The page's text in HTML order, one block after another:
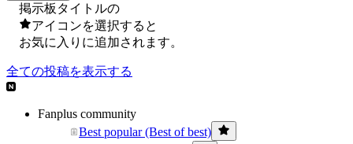
掲示板タイトルの
アイコンを選択すると
お気に入りに追加されます。
全ての投稿を表示する
Fanplus community
Best popular (Best of best)